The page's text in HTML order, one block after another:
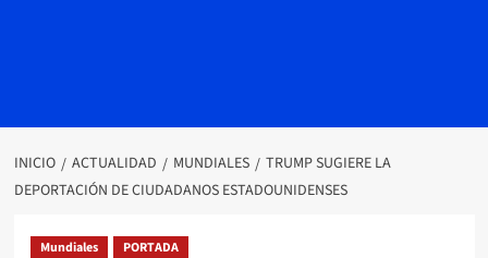
INICIO ACTUALIDAD MUNDIALES
TRUMP SUGIERE LA
DEPORTACIÓN DE CIUDADANOS ESTADOUNIDENSES
Mundiales PORTADA